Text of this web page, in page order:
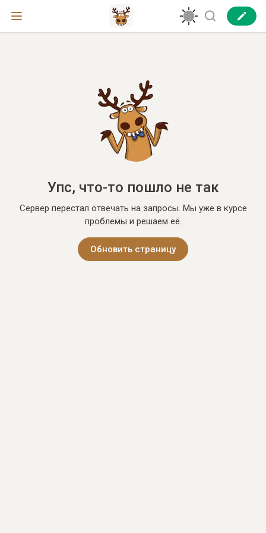
Упс, что-то пошло не так
Сервер перестал отвечать на запросы. Мы уже в курсе
проблемы и решаем её.
Обновить страницу